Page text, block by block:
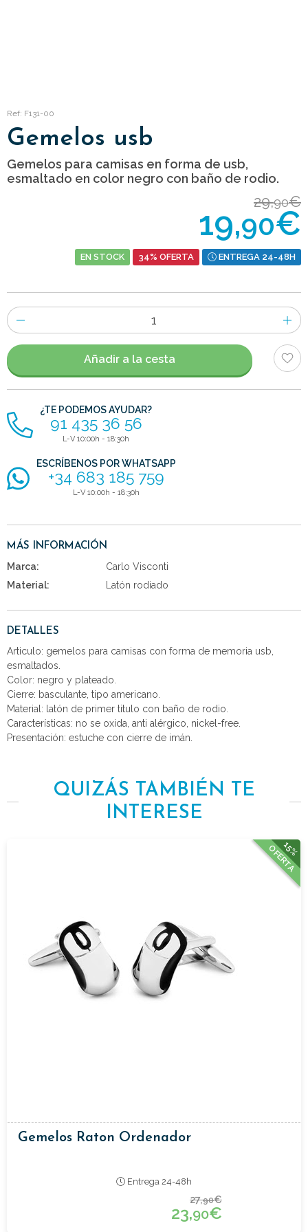
Ref: F131-00
Gemelos usb
Gemelos para camisas en forma de usb,
esmaltado en color negro con baño de rodio.
29,90€
19,90€
EN STOCK 34% OFERTA ENTREGA 24-48H
Número
de
artículos
Añadir a la cesta
¿TE PODEMOS AYUDAR?
91 435 36 56
L-V 10:00h - 18:30h
ESCRÍBENOS POR WHATSAPP
+34 683 185 759
L-V 10:00h - 18:30h
MÁS INFORMACIÓN
Marca:
Carlo Visconti
Material:
Latón rodiado
DETALLES
Articulo: gemelos para camisas con forma de memoria usb,
esmaltados.
Color: negro y plateado.
Cierre: basculante, tipo americano.
Material: latón de primer titulo con baño de rodio.
Características: no se oxida, anti alérgico, nickel-free.
Presentación: estuche con cierre de imán.
QUIZÁS TAMBIÉN TE
INTERESE
15%
OFERTA
Gemelos Raton Ordenador
Entrega 24-48h
27,90€
23,90€